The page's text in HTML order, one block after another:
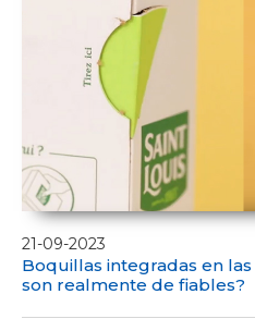
21-09-2023
Boquillas integradas en
son realmente de fiables?